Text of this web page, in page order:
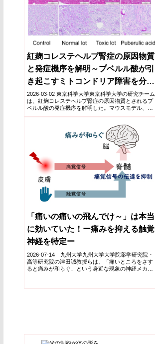
紅麹コレステヘルプ腎症の原因物質
と発症機序を解明～プベルル酸が引
き起こすミトコンドリア障害を分子
レベルで実証～
2026-03-02 東京科学大学東京科学大学の研究チーム
は、紅麹コレステヘルプ腎症の原因物質とされるプ
ベルル酸の発症機序を解明した。マウスモデル、ヒ
「痛いの痛いの飛んでけ～」は本当
に効いていた！ー痛みを抑える触覚
神経を特定ー
2026-07-14 九州大学九州大学大学院薬学研究院・
高等研究院の津田誠教授らは、「痛いところをさす
ると痛みが和らぐ」という身近な現象の神経メカニ